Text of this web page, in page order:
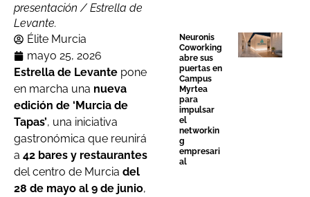
presentación / Estrella de
Levante.
Élite Murcia
mayo 25, 2026
Estrella de Levante pone
en marcha una nueva
edición de ‘Murcia de
Tapas’, una iniciativa
gastronómica que reunirá
a 42 bares y restaurantes
del centro de Murcia del
28 de mayo al 9 de junio,
Neuronis
Coworking
abre sus
puertas en
Campus
Myrtea
para
impulsar
el
networkin
g
empresari
al